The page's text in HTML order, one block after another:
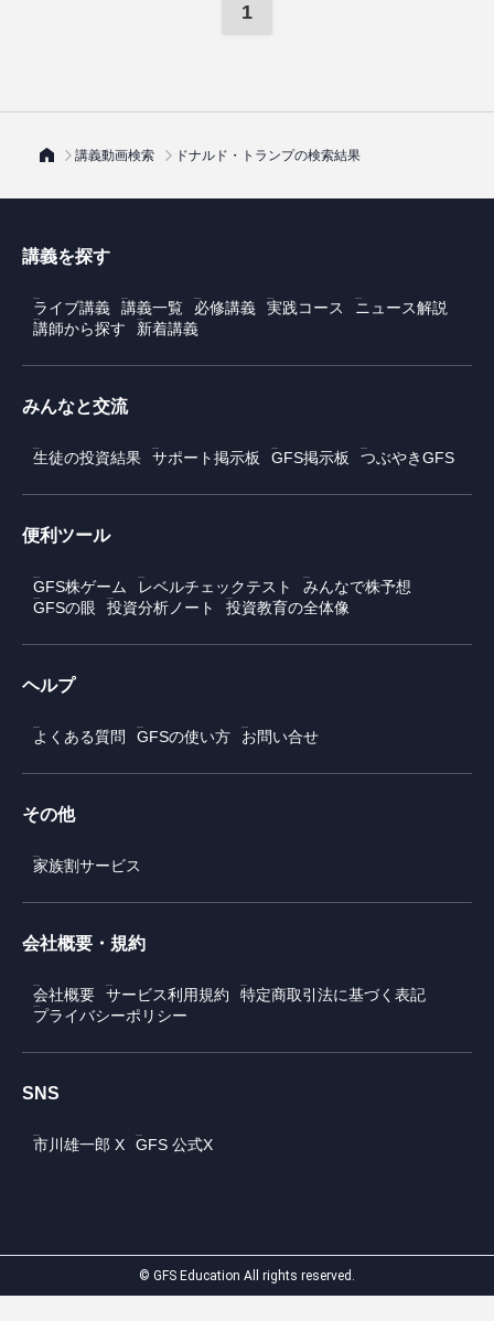
1
講義動画検索 ドナルド・トランプの検索結果
講義を探す
ライブ講義 講義一覧 必修講義 実践コース
ニュース解説
講師から探す
新着講義
みんなと交流
生徒の投資結果 サポート掲示板 GFS掲示板 つぶやきGFS
便利ツール
GFS株ゲーム レベルチェックテスト
みんなで株予想
GFSの眼
投資分析ノート 投資教育の全体像
ヘルプ
よくある質問 GFSの使い方 お問い合せ
その他
家族割サービス
会社概要・規約
会社概要 サービス利用規約
特定商取引法に基づく表記
プライバシーポリシー
SNS
市川雄一郎 X GFS 公式X
© GFS Education All rights reserved.